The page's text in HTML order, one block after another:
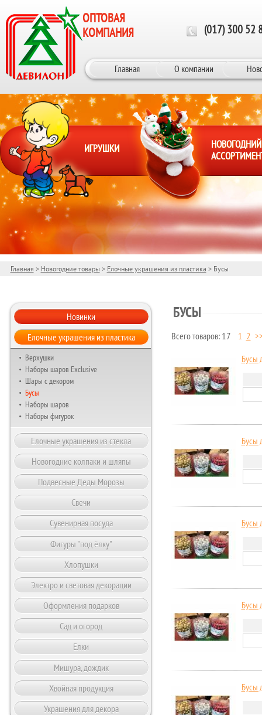
Перейти к основному содержанию
ОПТОВАЯ
КОМПАНИЯ
(017) 300 52
Главная О компании
ИГРУШКИ
НОВОГОДНИЙ
Главная > Новогодние товары > Елочные украшения из пластика > Бусы
Новинки
Елочные украшения из пластика
Верхушки
Наборы шаров Exclusive
Шары с декором
Бусы
Наборы шаров
Наборы фигурок
Елочные украшения из стекла
Новогодние колпаки и шляпы
Подвесные Деды Морозы
Свечи
Сувенирная посуда
Фигуры "под ёлку"
Хлопушки
Электро и световая декорации
Оформления подарков
Сад и огород
Елки
Мишура, дождик
Хвойная продукция
Украшения для декора
БУСЫ
Всего товаров: 17 1 2
Бусы
Бусы
Бусы
Бусы
Бусы